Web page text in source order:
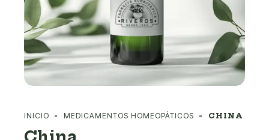
INICIO MEDICAMENTOS HOMEOPÁTICOS CHINA